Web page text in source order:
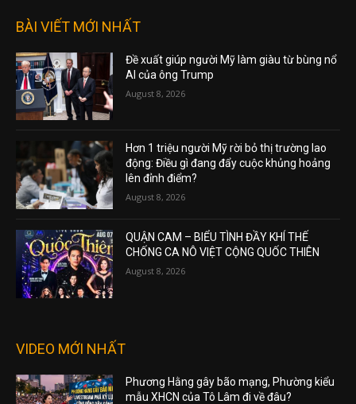
BÀI VIẾT MỚI NHẤT
Đề xuất giúp người Mỹ làm giàu từ bùng nổ
AI của ông Trump
August 8, 2026
Hơn 1 triệu người Mỹ rời bỏ thị trường lao
động: Điều gì đang đẩy cuộc khủng hoảng
lên đỉnh điểm?
August 8, 2026
QUẬN CAM – BIỂU TÌNH ĐẦY KHÍ THẾ
CHỐNG CA NÔ VIỆT CỘNG QUỐC THIÊN
August 8, 2026
VIDEO MỚI NHẤT
Phương Hằng gây bão mạng, Phường kiểu
mẫu XHCN của Tô Lâm đi về đâu?